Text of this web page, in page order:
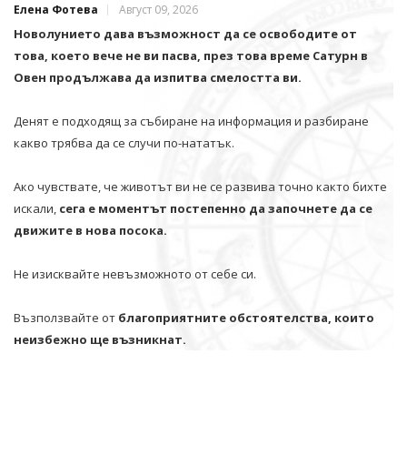
Елена Фотева Август 09, 2026
Новолунието дава възможност да се освободите от
това, което вече не ви пасва, през това време Сатурн в
Овен продължава да изпитва смелостта ви.
Денят е подходящ за събиране на информация и разбиране
какво трябва да се случи по-нататък.
Ако чувствате, че животът ви не се развива точно както бихте
искали, сега е моментът постепенно да започнете да се
движите в нова посока.
Не изисквайте невъзможното от себе си.
Възползвайте от благоприятните обстоятелства, които
неизбежно ще възникнат.